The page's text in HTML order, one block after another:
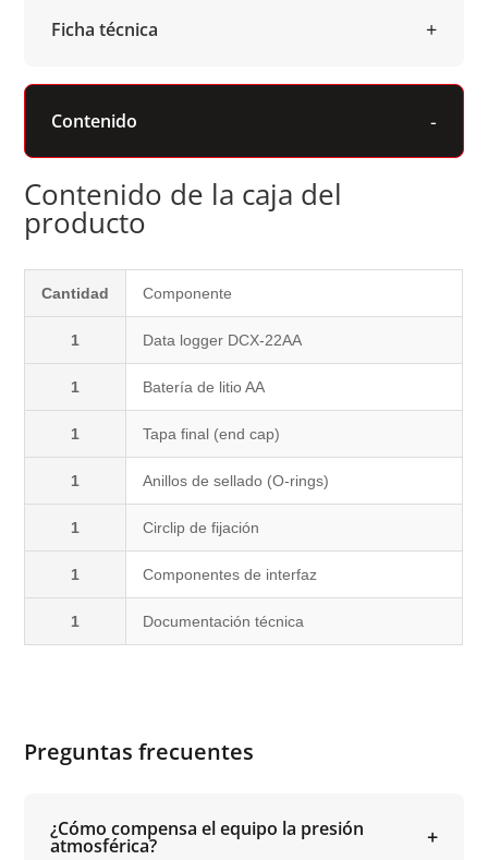
Ficha técnica
Contenido
Contenido de la caja del
producto
Cantidad Componente
1 Data logger DCX-22AA
1 Batería de litio AA
1 Tapa final (end cap)
1 Anillos de sellado (O-rings)
1 Circlip de fijación
1 Componentes de interfaz
1 Documentación técnica
Preguntas frecuentes
¿Cómo compensa el equipo la presión
atmosférica?